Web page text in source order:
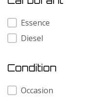
Carburant
Essence
Diesel
Condition
Condition
Occasion